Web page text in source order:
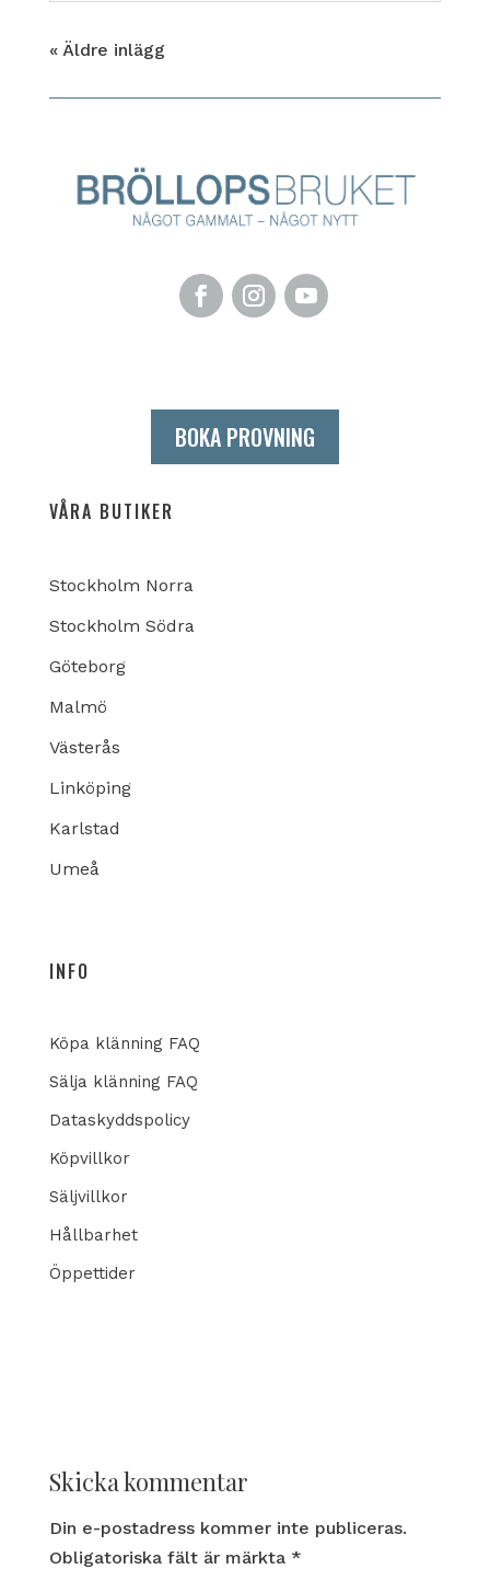
« Äldre inlägg
BOKA PROVNING
VÅRA BUTIKER
Stockholm Norra
Stockholm Södra
Göteborg
Malmö
Västerås
Linköping
Karlstad
Umeå
INFO
Köpa klänning FAQ
Sälja klänning FAQ
Dataskyddspolicy
Köpvillkor
Säljvillkor
Hållbarhet
Öppettider
Skicka kommentar
Din e-postadress kommer inte publiceras.
Obligatoriska fält är märkta *